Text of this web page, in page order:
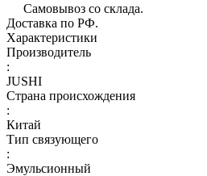
Самовывоз со склада.
Доставка по РФ.
Характеристики
Производитель
:
JUSHI
Страна происхождения
:
Китай
Тип связующего
:
Эмульсионный